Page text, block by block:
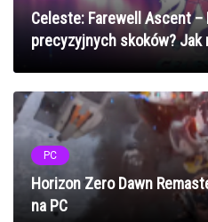
Celeste: Farewell Ascent –
precyzyjnych skoków? Jak
PC
Horizon Zero Dawn
na PC